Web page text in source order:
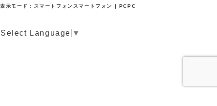
表示モード： スマートフォン スマートフォン | PCPC
Select Language ▼